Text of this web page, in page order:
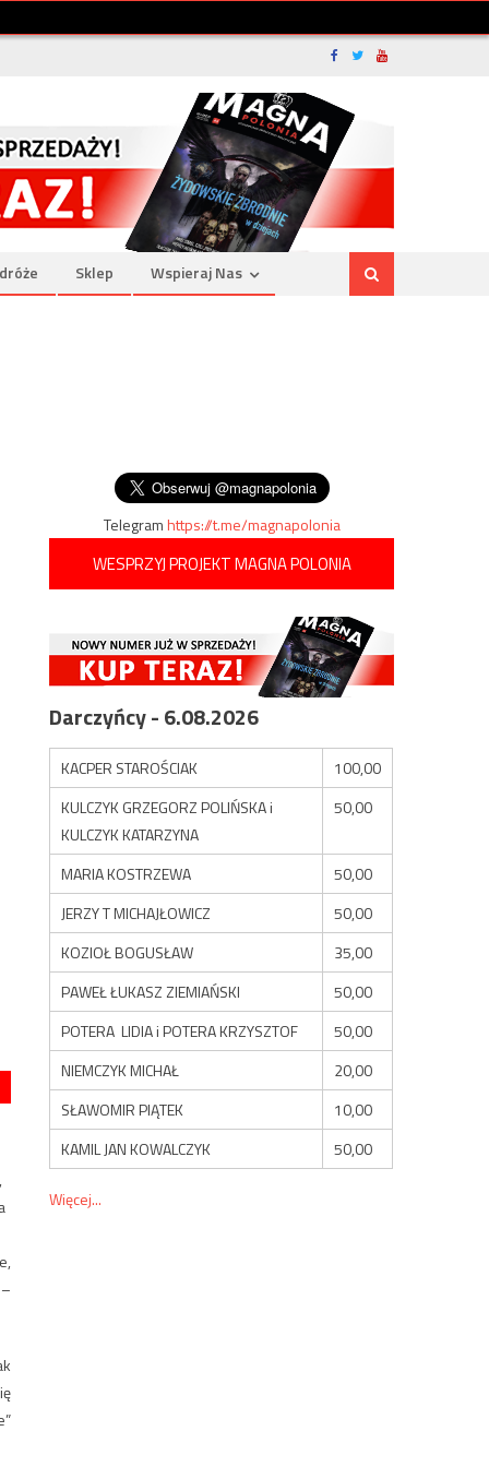
Sklep Wspieraj Nas
Telegramhttps://t.me/magnapolonia
WESPRZYJ PROJEKT MAGNA POLONIA
Darczyńcy - 6.08.2026
KACPER STAROŚCIAK
100,00
KULCZYK GRZEGORZ POLIŃSKA i
KULCZYK KATARZYNA
50,00
MARIA KOSTRZEWA
50,00
JERZY T MICHAJŁOWICZ
50,00
KOZIOŁ BOGUSŁAW
35,00
PAWEŁ ŁUKASZ ZIEMIAŃSKI
50,00
POTERA LIDIA i POTERA KRZYSZTOF
50,00
NIEMCZYK MICHAŁ
20,00
SŁAWOMIR PIĄTEK
10,00
KAMIL JAN KOWALCZYK
50,00
Więcej...